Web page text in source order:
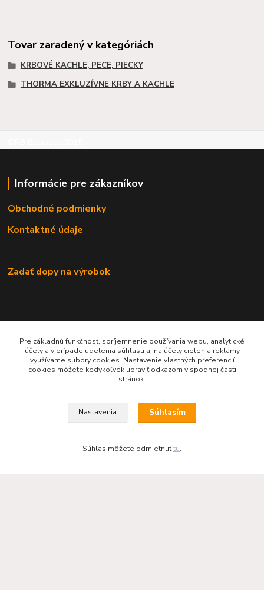
Tovar zaradený v kategóriách
KRBOVÉ KACHLE, PECE, PIECKY
THORMA EXKLUZÍVNE KRBY A KACHLE
Informácie pre zákazníkov
Obchodné podmienky
Kontaktné údaje
Zadať dopy na výrobok
Blog - články a rady
Liatinové krbové vložky KF Design
Odporúčáme - tipy na výrobky
Haas+Sohn - kachle a krby
Pre základnú funkčnosť, spríjemnenie používania webu, analytické
účely a v prípade udelenia súhlasu aj na účely cielenia reklamy
využívame súbory cookies. Nastavenie vlastných preferencií
cookies môžete kedykoľvek upraviť odkazom v spodnej časti
stránok.
Nastavenia Súhlasím
Súhlas môžete odmietnuťtu.